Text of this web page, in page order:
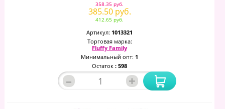
358.35 руб.
385.50 руб.
412.65 руб.
Артикул: 1013321
Торговая марка:
Fluffy Family
Минимальный опт: 1
Остаток : 598
– +